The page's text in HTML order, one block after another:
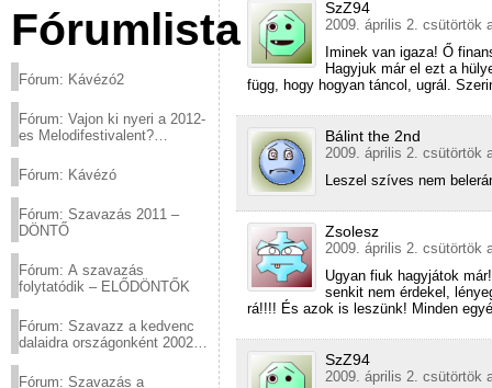
Fórumlista
Fórum: Kávézó2
Fórum: Vajon ki nyeri a 2012-
es Melodifestivalent?
Fórum: Kávézó
Fórum: Szavazás 2011 –
DÖNTŐ
Fórum: A szavazás
folytatódik – ELŐDÖNTŐK
Fórum: Szavazz a kedvenc
dalaidra országonként 2002
Fórum: Szavazás a
SzZ94
2009. április 2. csütörtök
Iminek van igaza! Ő
Hagyjuk már el ezt a
függ, hogy hogyan táncol, ugrál.
Bálint the 2nd
2009. április 2. csütörtök
Leszel szíves nem
Zsolesz
2009. április 2. csütörtök
Ugyan fiuk hagyjátok
senkit nem érdekel,
rá!!!! És azok is leszünk! Minden
SzZ94
2009. április 2. csütörtök